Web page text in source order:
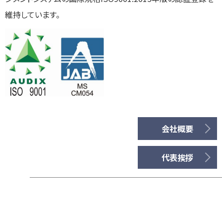
維持しています。
会社概要
代表挨拶